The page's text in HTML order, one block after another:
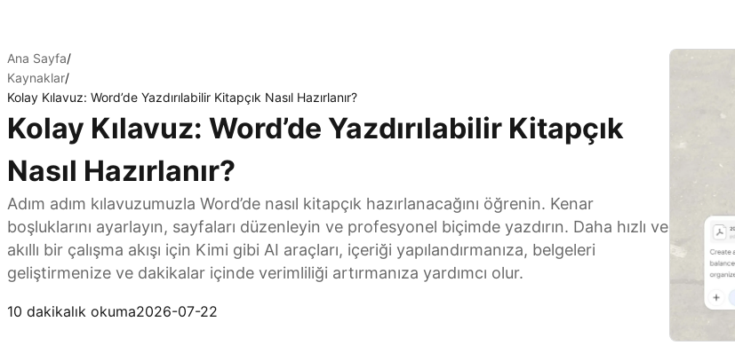
Ana Sayfa/
Kaynaklar/
Kolay Kılavuz: Word’de Yazdırılabilir Kitapçık Nasıl Hazırlanır?
Kolay Kılavuz: Word’de Yazdırılabilir Kitapçık
Nasıl Hazırlanır?
Adım adım kılavuzumuzla Word’de nasıl kitapçık hazırlanacağını öğrenin. Kenar
boşluklarını ayarlayın, sayfaları düzenleyin ve profesyonel biçimde yazdırın. Daha hızlı ve
akıllı bir çalışma akışı için Kimi gibi AI araçları, içeriği yapılandırmanıza, belgeleri
geliştirmenize ve dakikalar içinde verimliliği artırmanıza yardımcı olur.
10 dakikalık okuma2026-07-22